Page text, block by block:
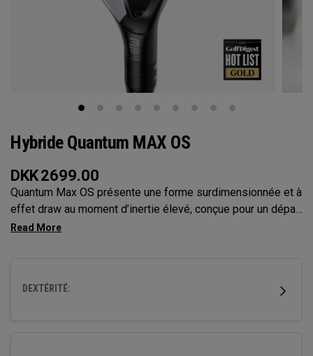
Hybride Quantum MAX OS
DKK2699.00
Quantum Max OS présente une forme surdimensionnée et à
effet draw au moment d’inertie élevé, conçue pour un départ
de balle facile et une tolérance maximale. Idéal pour les
DEXTÉRITÉ: